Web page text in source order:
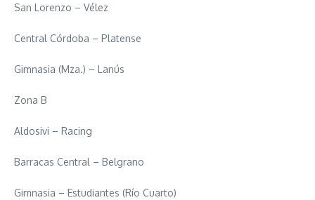
San Lorenzo – Vélez
Central Córdoba – Platense
Gimnasia (Mza.) – Lanús
Zona B
Aldosivi – Racing
Barracas Central – Belgrano
Gimnasia – Estudiantes (Río Cuarto)